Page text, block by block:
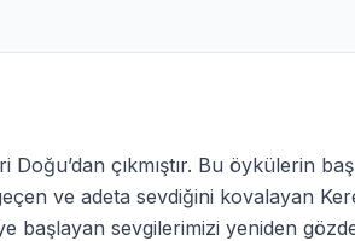
çıkmıştır. Bu öykülerin
ve adeta sevdiğini kovalayan
başlayan sevgilerimizi yeniden